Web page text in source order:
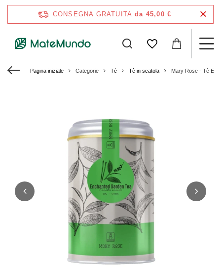
CONSEGNA GRATUITA da 45,00 €
Pagina iniziale Categorie Tè Tè in scatola Mary Rose - Tè